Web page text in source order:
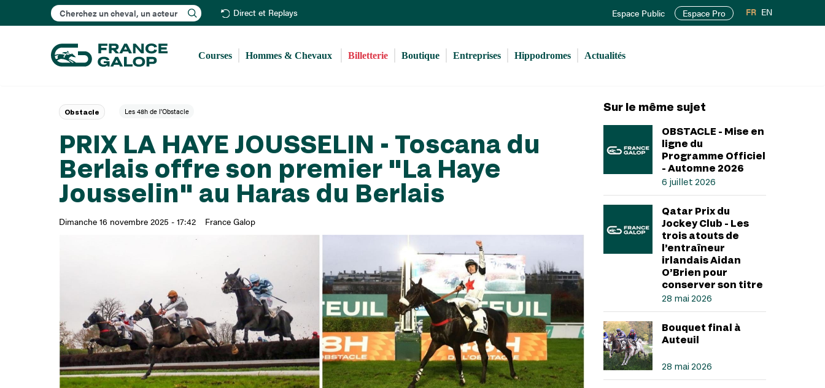
au
principal
Rechercher Direct et Replays Espace Public Espace Pro FR EN
Courses Hommes & Chevaux Billetterie Boutique Entreprises Hippodromes Actualités
PRIX LA HAYE JOUSSELIN - Toscana du
Berlais offre son premier "La Haye
Jousselin" au Haras du Berlais
Dimanche 16 novembre 2025 - 17:42 France Galop
Obstacle Les 48h de l'Obstacle Sur le même sujet
OBSTACLE - Mise en
ligne du
Programme Officiel
- Automne 2026
6 juillet 2026
Qatar Prix du
Jockey Club - Les
trois atouts de
l’entraîneur
irlandais Aidan
O’Brien pour
conserver son titre
28 mai 2026
Bouquet final à
Auteuil
28 mai 2026